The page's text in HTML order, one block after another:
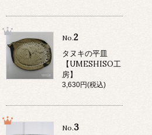
No.2
タヌキの平皿
【UMESHISO工
房】
3,630円(税込)
No.3